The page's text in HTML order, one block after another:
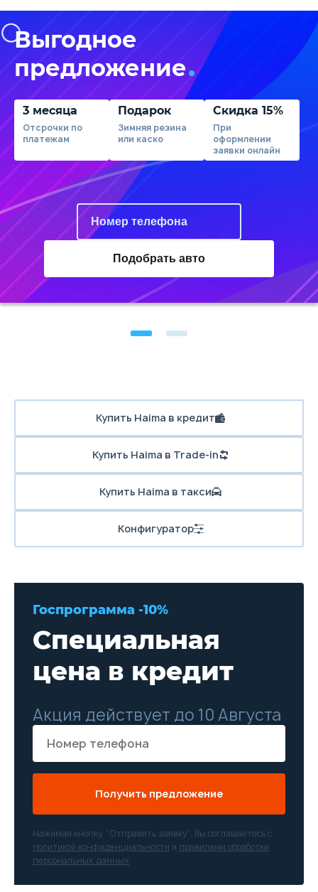
Выгодное
предложение
3 месяца
Отсрочки по
платежам
Подарок
Зимняя резина
или каско
Скидка 15%
При
оформлении
заявки онлайн
Подобрать авто
Купить Haima в кредит
Купить Haima в Trade-in
Купить Haima в такси
Конфигуратор
Госпрограмма -10%
Специальная
цена в кредит
Акция действует до 10 Августа
Получить предложение
Нажимая кнопку “Отправить заявку”, Вы соглашаетесь с
политикой конфиденциальности и правилами обработки
персональных данных